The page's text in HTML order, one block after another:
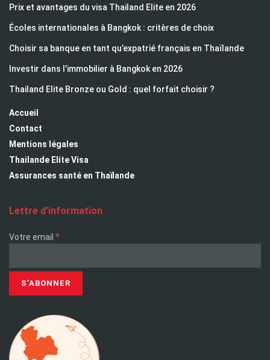
Prix et avantages du visa Thailand Elite en 2026
Écoles internationales à Bangkok : critères de choix
Choisir sa banque en tant qu’expatrié français en Thaïlande
Investir dans l’immobilier à Bangkok en 2026
Thailand Elite Bronze ou Gold : quel forfait choisir ?
Accueil
Contact
Mentions légales
Thailande Elite Visa
Assurances santé en Thaïlande
Lettre d’information
Votre email *